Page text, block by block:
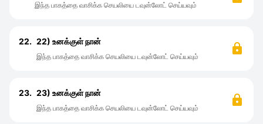
இந்த பாகத்தை வாசிக்க செயலியை டவுன்லோட் செய்யவும்
22. 22) உனக்குள் நான்
இந்த பாகத்தை வாசிக்க செயலியை டவுன்லோட் செய்யவும்
23. 23) உனக்குள் நான்
இந்த பாகத்தை வாசிக்க செயலியை டவுன்லோட் செய்யவும்